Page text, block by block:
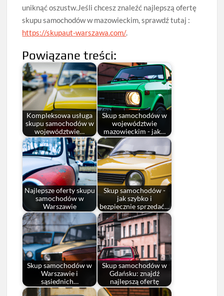
uniknąć oszustw.Jeśli chcesz znaleźć najlepszą ofertę
skupu samochodów w mazowieckim, sprawdź tutaj :
https://skupaut-warszawa.com/.
Powiązane treści:
Kompleksowa usługa
skupu samochodów w
województwie…
Skup samochodów w
województwie
mazowieckim - jak…
Najlepsze oferty skupu
samochodów w
Warszawie
Skup samochodów -
jak szybko i
bezpiecznie sprzedać…
Skup samochodów w
Warszawie i
sąsiednich…
Skup samochodów w
Gdańsku: znajdź
najlepszą ofertę